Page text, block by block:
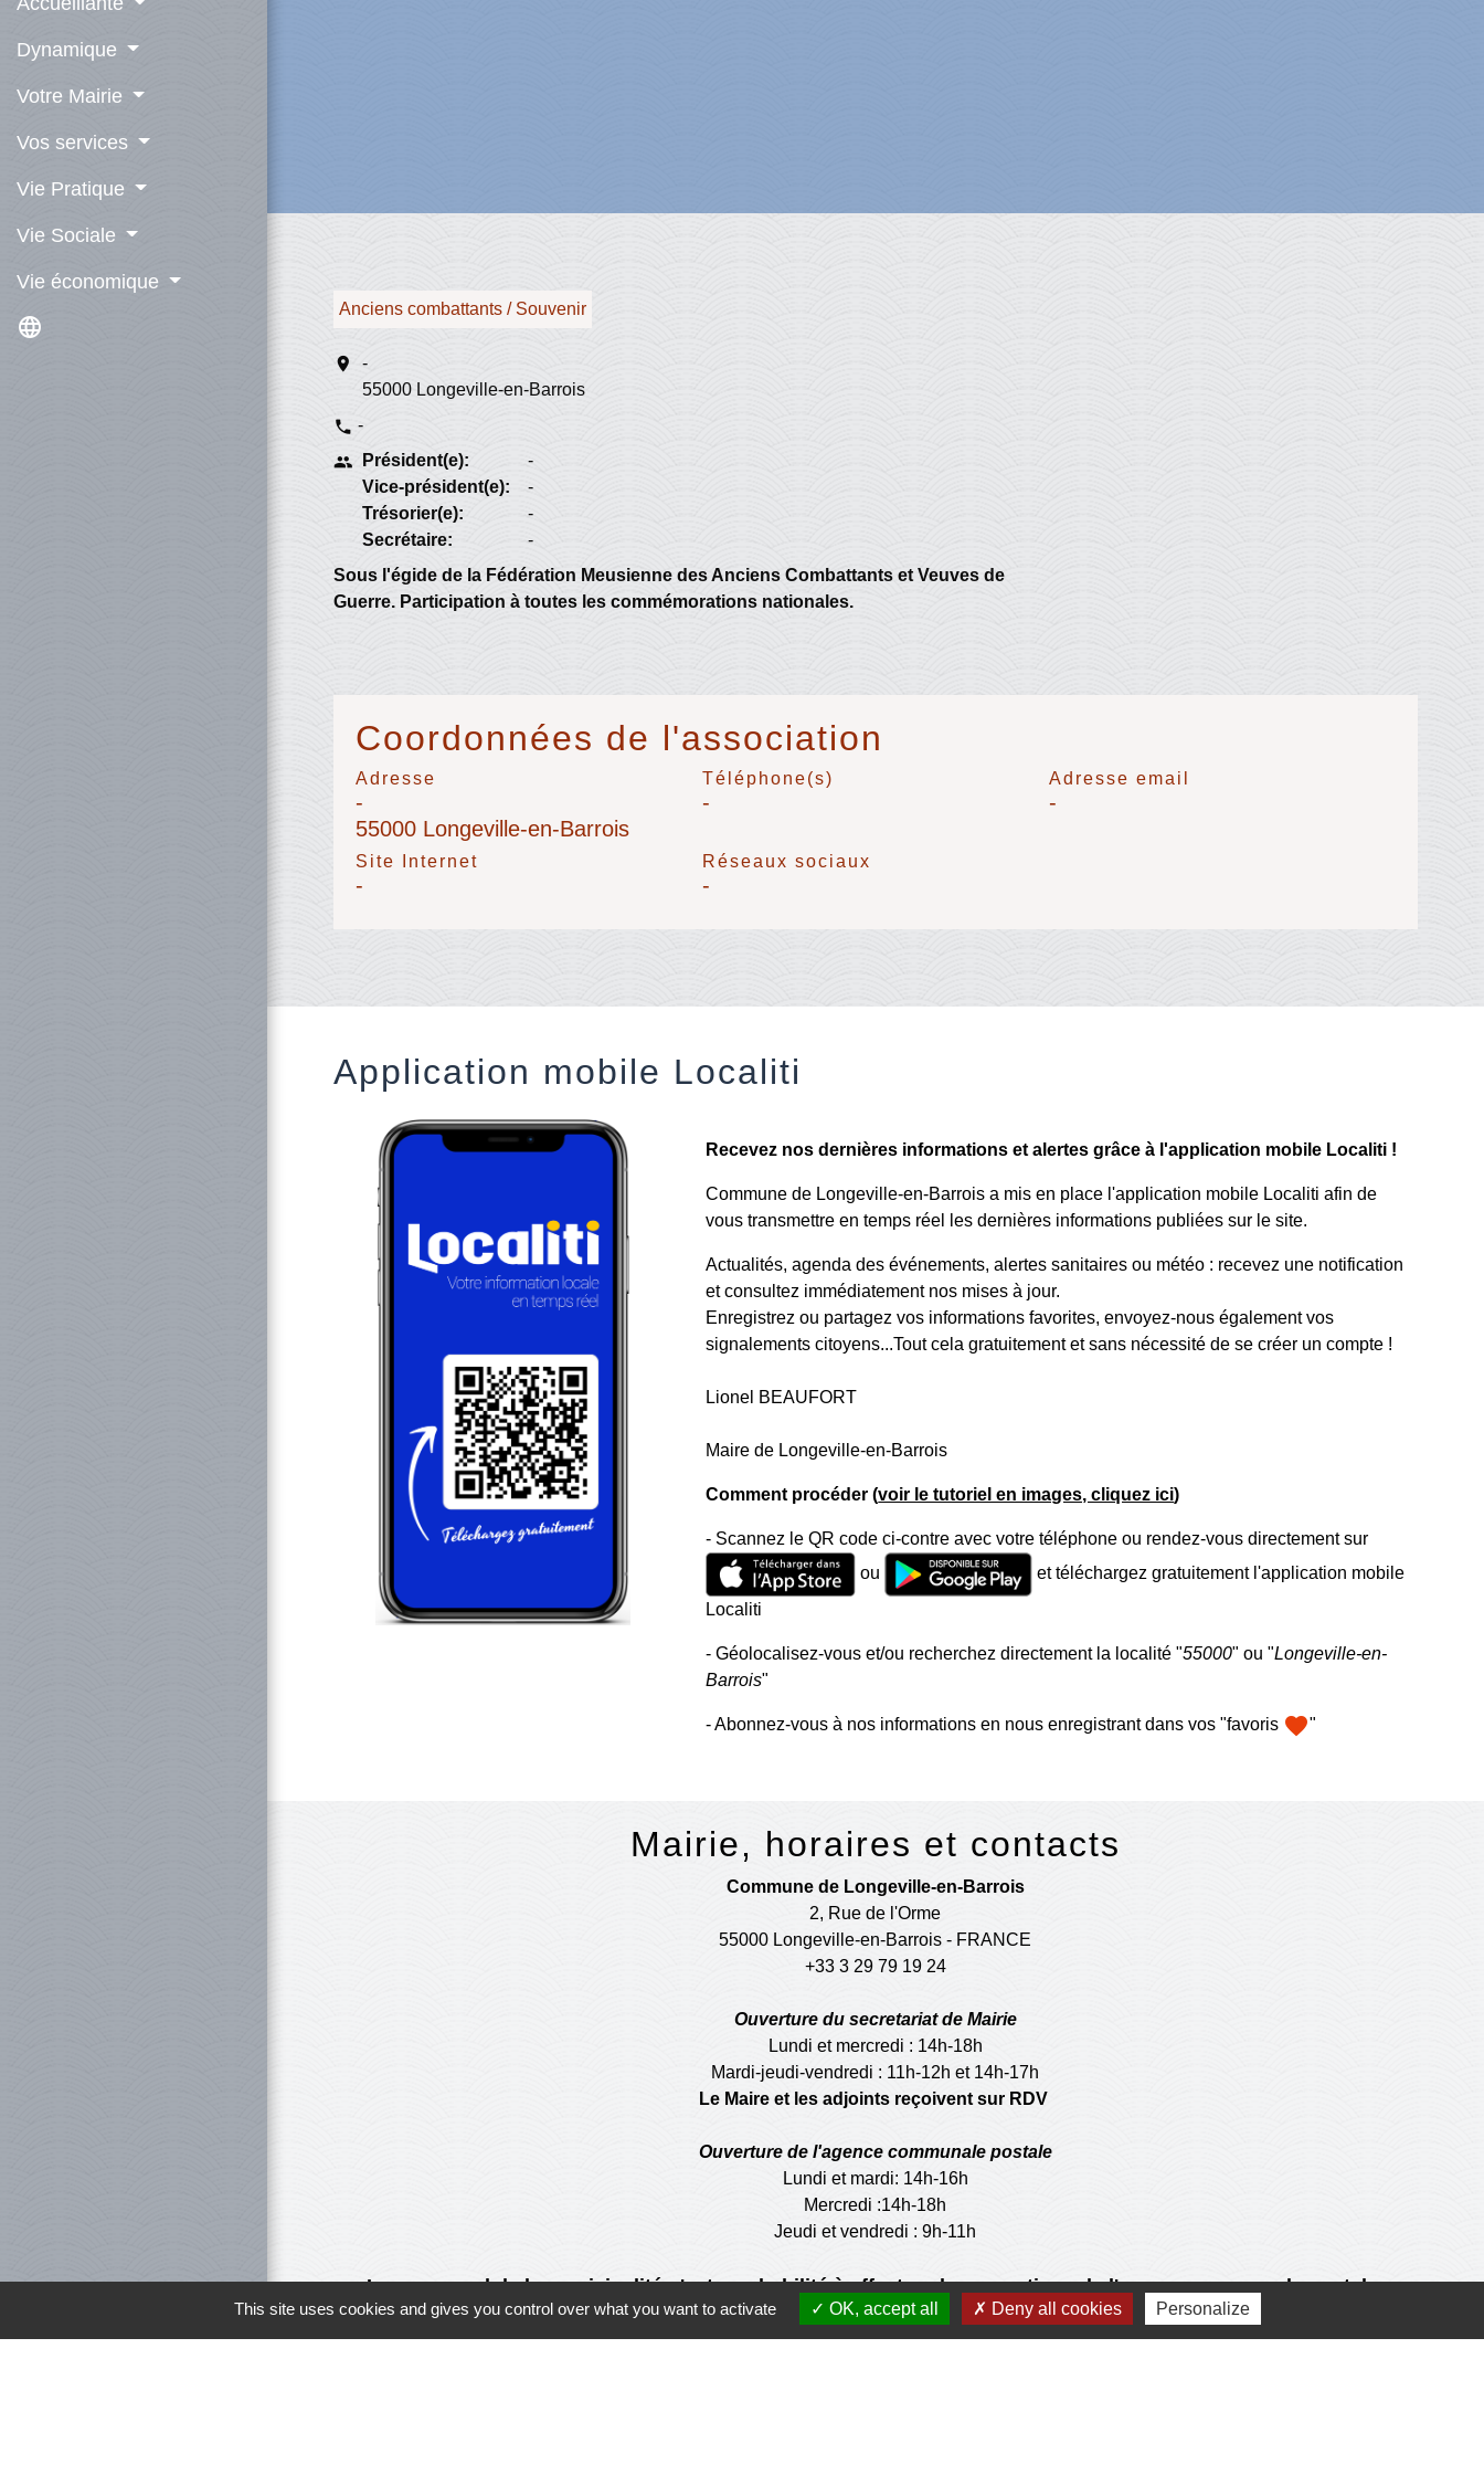
Dynamique
Votre Mairie
Vos services
Vie Pratique
Vie Sociale
Vie économique
language
Anciens combattants / Souvenir
location_on
-
55000 Longeville-en-Barrois
phone -
people
Président(e):
Vice-président(e):
Trésorier(e):
Secrétaire:
-
-
-
-
Sous l'égide de la Fédération Meusienne des Anciens Combattants et Veuves de
Guerre. Participation à toutes les commémorations nationales.
Coordonnées de l'association
Adresse
-
55000 Longeville-en-Barrois
Téléphone(s)
-
Adresse email
-
Site Internet
-
Réseaux sociaux
-
Application mobile Localiti
Recevez nos dernières informations et alertes grâce à l'application mobile Localiti !
Commune de Longeville-en-Barrois a mis en place l'application mobile Localiti afin de
vous transmettre en temps réel les dernières informations publiées sur le site.
Actualités, agenda des événements, alertes sanitaires ou météo : recevez une notification
et consultez immédiatement nos mises à jour.
Enregistrez ou partagez vos informations favorites, envoyez-nous également vos
signalements citoyens...Tout cela gratuitement et sans nécessité de se créer un compte !
Lionel BEAUFORT
Maire de Longeville-en-Barrois
Comment procéder (voir le tutoriel en images, cliquez ici)
- Scannez le QR code ci-contre avec votre téléphone ou rendez-vous directement sur
ou
et téléchargez gratuitement l'application mobile
Localiti
- Géolocalisez-vous et/ou recherchez directement la localité "55000" ou "Longeville-en-
Barrois"
- Abonnez-vous à nos informations en nous enregistrant dans vos "favoris favorite"
Mairie, horaires et contacts
Commune de Longeville-en-Barrois
2, Rue de l'Orme
55000 Longeville-en-Barrois - FRANCE
+33 3 29 79 19 24
Ouverture du secretariat de Mairie
Lundi et mercredi : 14h-18h
Mardi-jeudi-vendredi : 11h-12h et 14h-17h
Le Maire et les adjoints reçoivent sur RDV
Ouverture de l'agence communale postale
Lundi et mardi: 14h-16h
Mercredi :14h-18h
Jeudi et vendredi : 9h-11h
Le personnel de la municipalité n'est pas habilité à effectuer les operations de l'agence communale postale.
This site uses cookies and gives you control over what you want to activate OK, accept all Deny all cookies Personalize